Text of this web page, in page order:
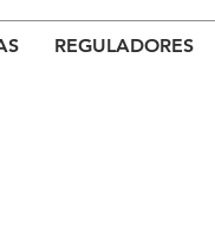
REGULADORES